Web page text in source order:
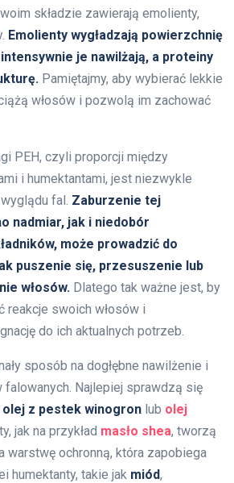
składzie zawierają emolienty,
Emolienty wygładzają powierzchnię
je nawilżają, a proteiny
Pamiętajmy, aby wybierać lekkie
włosów i pozwolą im zachować
PEH, czyli proporcji między
i humektantami, jest niezwykle
fal. Zaburzenie tej
nadmiar, jak i niedobór
może prowadzić do
puszenie się, przesuszenie lub
włosów. Dlatego tak ważne jest, by
reakcje swoich włosów i
do ich aktualnych potrzeb.
sposób na dogłębne nawilżenie i
falowanych. Najlepiej sprawdzą się
olej z pestek winogron lub olej
jak na przykład masło shea, tworzą
warstwę ochronną, która zapobiega
humektanty, takie jak miód,